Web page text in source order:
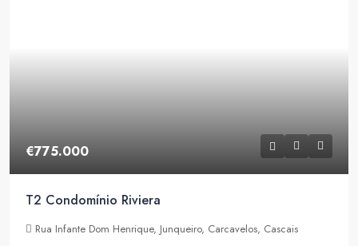
€775.000
T2 Condomínio Riviera
Rua Infante Dom Henrique, Junqueiro, Carcavelos, Cascais